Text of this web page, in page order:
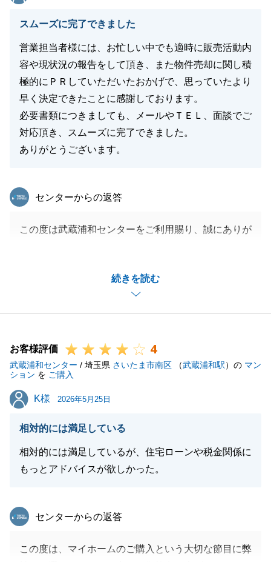
スムーズに完了できました
営業担当者様には、お忙しい中でも適時に販売活動内
容や現状況の報告をして頂き、また物件売却に関し積
極的にＰＲしていただいたおかげで、思っていたより
早く決定できたことに感謝しております。
必要書類につきましても、メールやＴＥＬ、面談でご
対応頂き、スムーズに完了できました。
ありがとうございます。
続きを読む
東急リバブル
センターからの返答
この度は武蔵浦和センターをご利用賜り、誠にありが
家顧客に対し集中的に情報発信を進めたことで、
より良いご条件にてご成約をすることが出来たと思っ
ております。
き、結果的に良いご提案をさせていただく事が出来た
と感じており、私自身も大変嬉しく思っております。
また何かお困りの点がございましたらお気軽にお申し
付け下さいませ。
閉じる
お客様評価 4
武蔵浦和センター / 埼玉県 さいたま市南区 （武蔵浦和駅）の マン
ション を ご購入
K様
K様 2026年5月25日
相対的には満足している
相対的には満足しているが、住宅ローンや税金関係に
もっとアドバイスが欲しかった。
東急リバブル
センターからの返答
この度は、マイホームのご購入という大切な節目に弊